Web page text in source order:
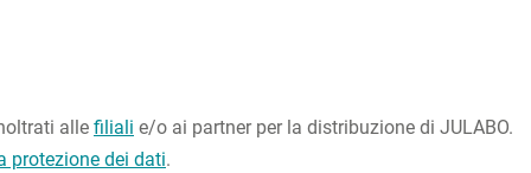
alle filiali e/o ai partner per la distribuzione di JULABO.
protezione dei dati.